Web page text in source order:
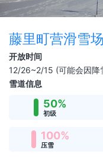
藤里町营滑雪场
开放时间
12/26~2/15 (可能会因降
雪道信息
50%
初级
100%
压雪